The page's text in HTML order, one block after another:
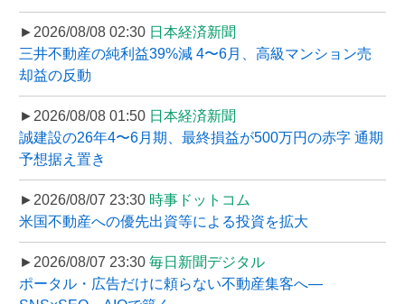
►2026/08/08 02:30 日本経済新聞
三井不動産の純利益39%減 4〜6月、高級マンション売
却益の反動
►2026/08/08 01:50 日本経済新聞
誠建設の26年4〜6月期、最終損益が500万円の赤字 通期
予想据え置き
►2026/08/07 23:30 時事ドットコム
米国不動産への優先出資等による投資を拡大
►2026/08/07 23:30 毎日新聞デジタル
ポータル・広告だけに頼らない不動産集客へ―